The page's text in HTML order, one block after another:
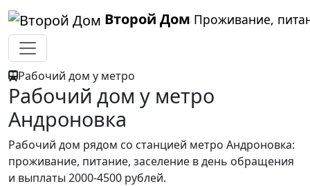
Второй Дом Проживание,
Рабочий дом у метро
Рабочий дом у метро
Андроновка
Рабочий дом рядом со станцией метро Андроновка:
проживание, питание, заселение в день обращения
и выплаты 2000-4500 рублей.